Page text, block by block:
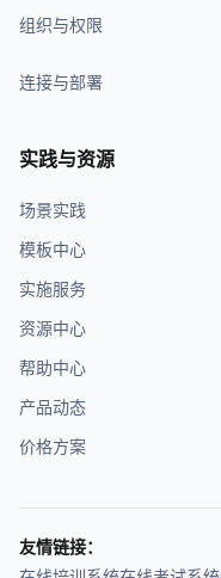
组织与权限
连接与部署
实践与资源
场景实践
模板中心
实施服务
资源中心
帮助中心
产品动态
价格方案
友情链接：